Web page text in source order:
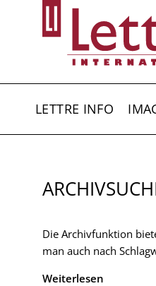
LETTRE INFO
Die Archivfunktion
man auch nach
Weiterlesen